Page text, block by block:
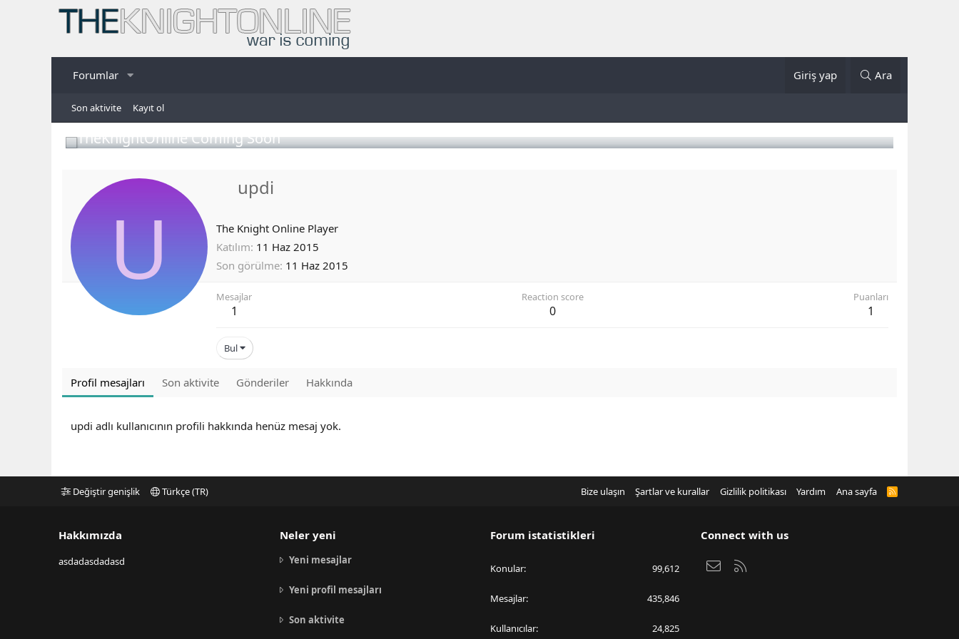
Forumlar Giriş yap Ara
Son aktivite Kayıt ol
TheKnightOnline Coming Soon
U
updi
The Knight Online Player
Katılım 11 Haz 2015
Son görülme 11 Haz 2015
Mesajlar
1
Reaction score
0
Puanları
1
Bul
Profil mesajları Son aktivite Gönderiler Hakkında
updi adlı kullanıcının profili hakkında henüz mesaj yok.
Değiştir genişlik Türkçe (TR) Bize ulaşın Şartlar ve kurallar Gizlilik politikası Yardım Ana sayfa
R
Hakkımızda
asdadasdadasd
Neler yeni
Yeni mesajlar
Yeni profil mesajları
Son aktivite
Forum istatistikleri
Konular 99,612
Mesajlar 435,846
Kullanıcılar 24,825
Connect with us
Bize ulaşın